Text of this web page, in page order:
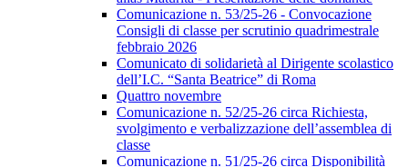
Comunicazione n. 53/25-26 - Convocazione
Consigli di classe per scrutinio quadrimestrale
febbraio 2026
Comunicato di solidarietà al Dirigente scolastico
dell’I.C. “Santa Beatrice” di Roma
Quattro novembre
Comunicazione n. 52/25-26 circa Richiesta,
svolgimento e verbalizzazione dell’assemblea di
classe
Comunicazione n. 51/25-26 circa Disponibilità